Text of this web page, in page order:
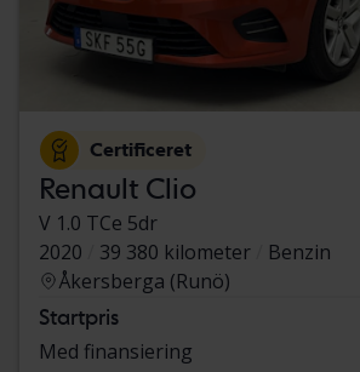
Certificeret
Renault Clio
V 1.0 TCe 5dr
2020
39 380 kilometer
Benzin
Åkersberga (Runö)
Startpris
Med finansiering